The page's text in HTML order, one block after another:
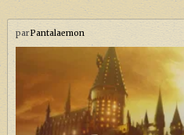
parPantalaemon